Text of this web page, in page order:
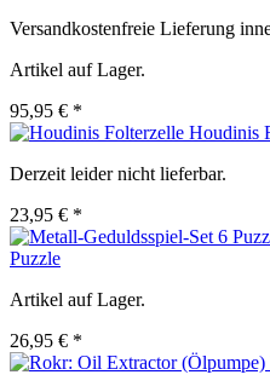
Versandkostenfreie Lieferung
Artikel auf Lager.
95,95 € *
Houdinis
Derzeit leider nicht lieferbar.
23,95 € *
Puzzle
Artikel auf Lager.
26,95 € *